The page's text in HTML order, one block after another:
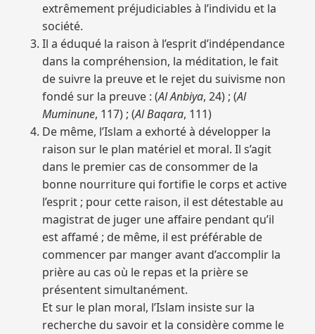
extrêmement préjudiciables à l’individu et la
société.
Il a éduqué la raison à l’esprit d’indépendance
dans la compréhension, la méditation, le fait
de suivre la preuve et le rejet du suivisme non
fondé sur la preuve : (Al Anbiya, 24) ; (Al
Muminune, 117) ; (Al Baqara, 111)
De même, l’Islam a exhorté à développer la
raison sur le plan matériel et moral. Il s’agit
dans le premier cas de consommer de la
bonne nourriture qui fortifie le corps et active
l’esprit ; pour cette raison, il est détestable au
magistrat de juger une affaire pendant qu’il
est affamé ; de même, il est préférable de
commencer par manger avant d’accomplir la
prière au cas où le repas et la prière se
présentent simultanément.
Et sur le plan moral, l’Islam insiste sur la
recherche du savoir et la considère comme le